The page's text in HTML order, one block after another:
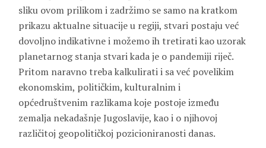
sliku ovom prilikom i zadržimo se samo na kratkom
prikazu aktualne situacije u regiji, stvari postaju već
dovoljno indikativne i možemo ih tretirati kao uzorak
planetarnog stanja stvari kada je o pandemiji riječ.
Pritom naravno treba kalkulirati i sa već povelikim
ekonomskim, političkim, kulturalnim i
općedruštvenim razlikama koje postoje između
zemalja nekadašnje Jugoslavije, kao i o njihovoj
različitoj geopolitičkoj pozicioniranosti danas.